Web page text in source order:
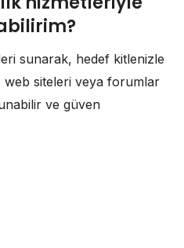
sunarak, hedef kitlenizle
web siteleri veya forumlar
ve güven